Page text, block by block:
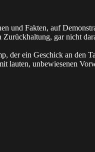
und Fakten, auf
gar nicht
der ein Geschick an den
lauten, unbewiesenen